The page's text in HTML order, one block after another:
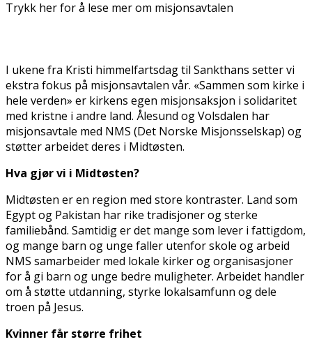
Trykk her for å lese mer om misjonsavtalen
I ukene fra Kristi himmelfartsdag til Sankthans setter vi
ekstra fokus på misjonsavtalen vår. «Sammen som kirke i
hele verden» er kirkens egen misjonsaksjon i solidaritet
med kristne i andre land. Ålesund og Volsdalen har
misjonsavtale med NMS (Det Norske Misjonsselskap) og
støtter arbeidet deres i Midtøsten.
Hva gjør vi i Midtøsten?
Midtøsten er en region med store kontraster. Land som
Egypt og Pakistan har rike tradisjoner og sterke
familiebånd. Samtidig er det mange som lever i fattigdom,
og mange barn og unge faller utenfor skole og arbeid
NMS samarbeider med lokale kirker og organisasjoner
for å gi barn og unge bedre muligheter. Arbeidet handler
om å støtte utdanning, styrke lokalsamfunn og dele
troen på Jesus.
Kvinner får større frihet